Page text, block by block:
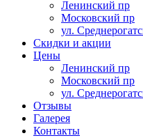
Ленинский пр
Московский пр
ул.
Скидки и акции
Цены
Ленинский пр
Московский пр
ул.
Отзывы
Галерея
Контакты